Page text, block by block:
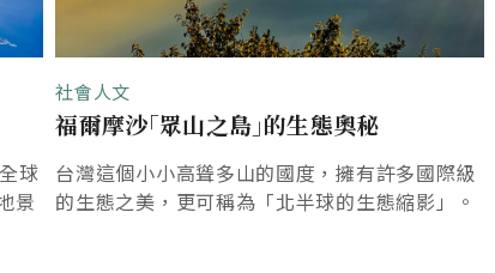
球
景
社會人文
福爾摩沙｢眾山之島｣的生態奧秘
台灣這個小小高聳多山的國度，擁有許多國際級
的生態之美，更可稱為「北半球的生態縮影」。